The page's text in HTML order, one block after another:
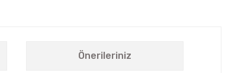
Önerileriniz